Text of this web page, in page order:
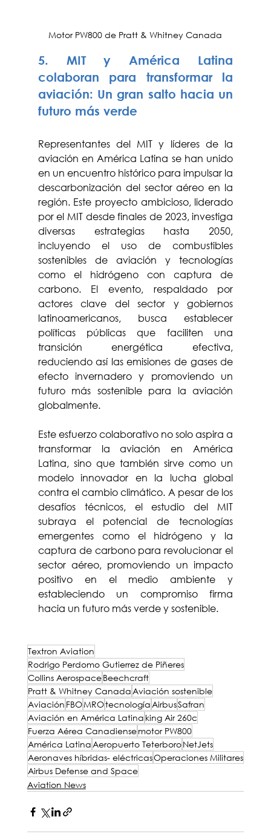
Motor PW800 de Pratt & Whitney Canada
5. MIT y América Latina
colaboran para transformar la
aviación: Un gran salto hacia un
futuro más verde
Representantes del MIT y líderes de la
aviación en América Latina se han unido
en un encuentro histórico para impulsar la
descarbonización del sector aéreo en la
región. Este proyecto ambicioso, liderado
por el MIT desde finales de 2023, investiga
diversas estrategias hasta 2050,
incluyendo el uso de combustibles
sostenibles de aviación y tecnologías
como el hidrógeno con captura de
carbono. El evento, respaldado por
actores clave del sector y gobiernos
latinoamericanos, busca establecer
políticas públicas que faciliten una
transición energética efectiva,
reduciendo así las emisiones de gases de
efecto invernadero y promoviendo un
futuro más sostenible para la aviación
globalmente.
Este esfuerzo colaborativo no solo aspira a
transformar la aviación en América
Latina, sino que también sirve como un
modelo innovador en la lucha global
contra el cambio climático. A pesar de los
desafíos técnicos, el estudio del MIT
subraya el potencial de tecnologías
emergentes como el hidrógeno y la
captura de carbono para revolucionar el
sector aéreo, promoviendo un impacto
positivo en el medio ambiente y
estableciendo un compromiso firma
hacia un futuro más verde y sostenible.
Textron Aviation
Rodrigo Perdomo Gutierrez de Piñeres
Collins AerospaceBeechcraft
Pratt & Whitney CanadaAviación sostenible
Aviación FBOMROtecnologíaAirbusSafran
Aviación en América Latina king Air 260c
Fuerza Aérea Canadiensemotor PW800
América LatinaAeropuerto TeterboroNetJets
Aeronaves híbridas- eléctricasOperaciones Militares
Airbus Defense and Space
Aviation News